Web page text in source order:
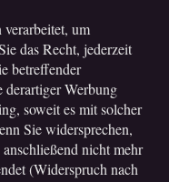
verarbeitet, um
das Recht, jederzeit
betreffender
derartiger Werbung
soweit es mit solcher
Sie widersprechen,
nicht mehr
(Widerspruch nach